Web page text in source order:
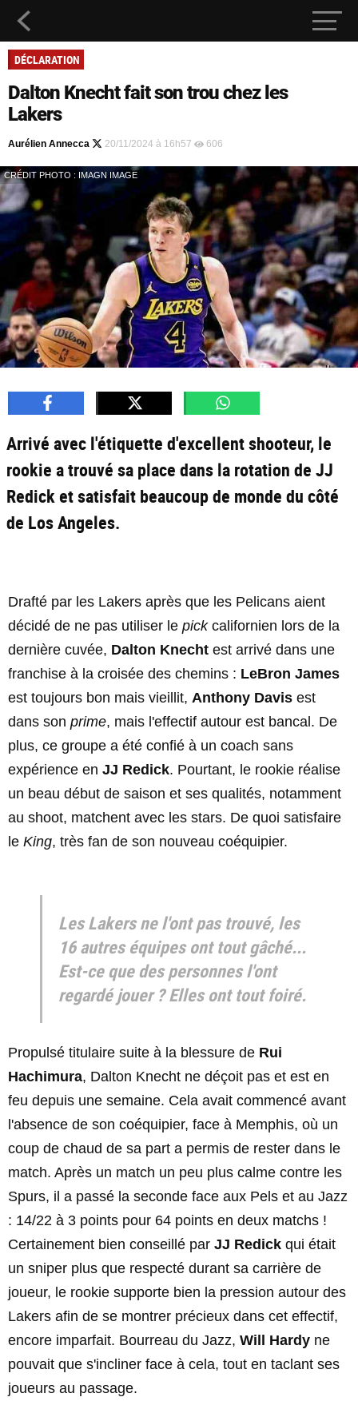
DÉCLARATION
Dalton Knecht fait son trou chez les
Lakers
Aurélien Annecca 20/11/2024 à 16h57 606
CRÉDIT PHOTO : IMAGN IMAGE
Arrivé avec l'étiquette d'excellent shooteur, le
rookie a trouvé sa place dans la rotation de JJ
Redick et satisfait beaucoup de monde du côté
de Los Angeles.
Drafté par les Lakers après que les Pelicans aient
décidé de ne pas utiliser le pickcalifornien lors de la
dernière cuvée, Dalton Knecht est arrivé dans une
franchise à la croisée des chemins : LeBron James
est toujours bon mais vieillit, Anthony Davis est
dans son prime, mais l'effectif autour est bancal. De
plus, ce groupe a été confié à un coach sans
expérience en JJ Redick. Pourtant, le rookie réalise
un beau début de saison et ses qualités, notamment
au shoot, matchent avec les stars. De quoi satisfaire
le King, très fan de son nouveau coéquipier.
Les Lakers ne l'ont pas trouvé, les
16 autres équipes ont tout gâché...
Est-ce que des personnes l'ont
regardé jouer ? Elles ont tout foiré.
Propulsé titulaire suite à la blessure de Rui
Hachimura, Dalton Knecht ne déçoit pas et est en
feu depuis une semaine. Cela avait commencé avant
l'absence de son coéquipier, face à Memphis, où un
coup de chaud de sa part a permis de rester dans le
match. Après un match un peu plus calme contre les
Spurs, il a passé la seconde face aux Pels et au Jazz
: 14/22 à 3 points pour 64 points en deux matchs !
Certainement bien conseillé par JJ Redick qui était
un sniper plus que respecté durant sa carrière de
joueur, le rookie supporte bien la pression autour des
Lakers afin de se montrer précieux dans cet effectif,
encore imparfait. Bourreau du Jazz, Will Hardy ne
pouvait que s'incliner face à cela, tout en taclant ses
joueurs au passage.